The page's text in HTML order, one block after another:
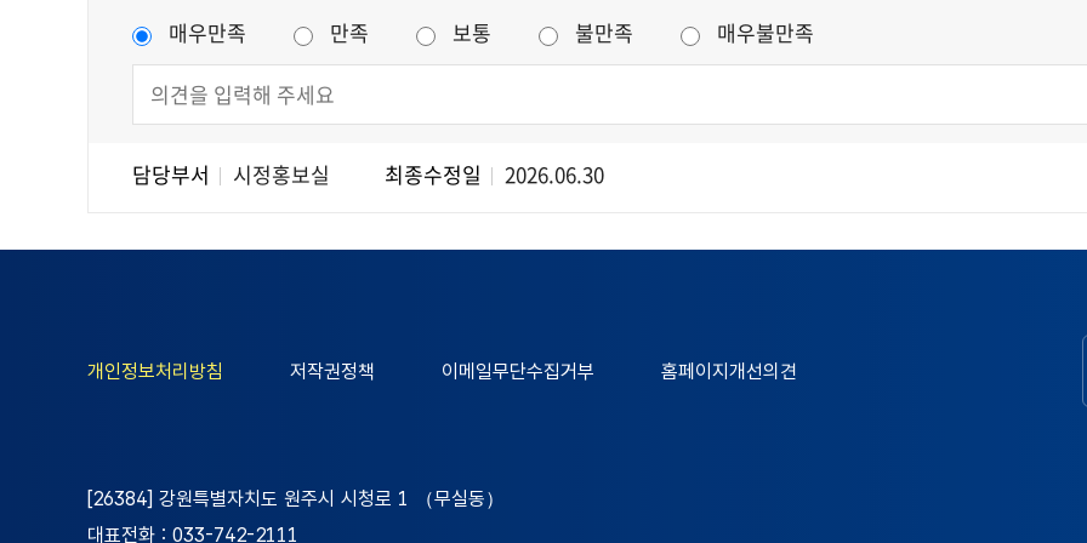
매우만족 만족 보통 불만족 매우불만족
담당부서 시정홍보실 최종수정일 2026.06.30
개인정보처리방침 저작권정책 이메일무단수집거부 홈페이지개선의견
[26384] 강원특별자치도 원주시 시청로 1 （무실동）
대표전화 : 033-742-2111